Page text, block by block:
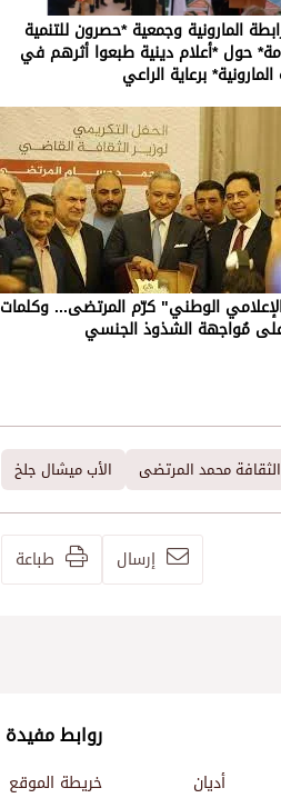
المارونية وجمعية *حصرون للتنمية
حول *أعلام دينية طبعوا أثرهم في
برعاية الراعي
الإعلامي الوطني" كرّم المرتضى... وكلمات
مُواجهة الشذوذ الجنسي
محمد المرتضى الأب ميشال جلخ
إرسال طباعة
أديان
روابط مفيدة
خريطة الموقع